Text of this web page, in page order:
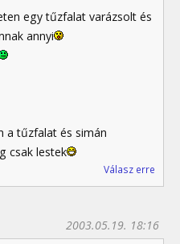
egy tűzfalat varázsolt és
annyi
a tűzfalat és simán
csak lestek
Válasz erre
2003.05.19. 18:16